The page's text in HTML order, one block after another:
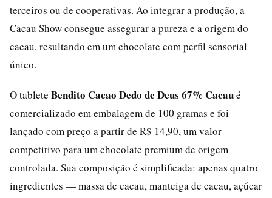
terceiros ou de cooperativas. Ao integrar a produção, a
Cacau Show consegue assegurar a pureza e a origem do
cacau, resultando em um chocolate com perfil sensorial
único.
O tablete Bendito Cacao Dedo de Deus 67% Cacaué
comercializado em embalagem de 100 gramas e foi
lançado com preço a partir de R$ 14,90, um valor
competitivo para um chocolate premium de origem
controlada. Sua composição é simplificada: apenas quatro
ingredientes — massa de cacau, manteiga de cacau, açúcar